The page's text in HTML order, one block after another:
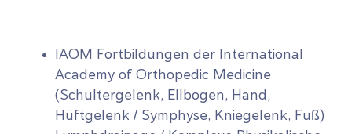
IAOM Fortbildungen der International
Academy of Orthopedic Medicine
(Schultergelenk, Ellbogen, Hand,
Hüftgelenk / Symphyse, Kniegelenk, Fuß)